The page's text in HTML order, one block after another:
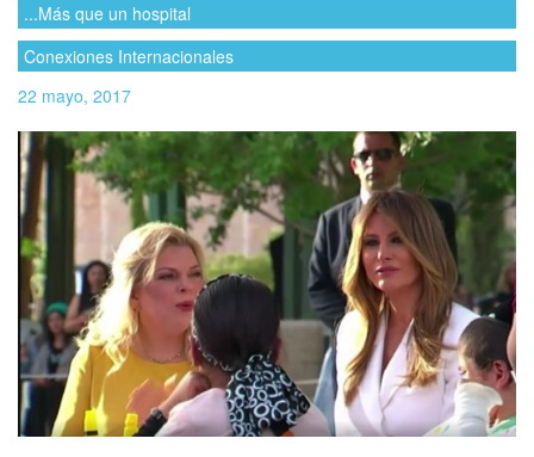
...Más que un hospital
Conexiones Internacionales
22 mayo, 2017